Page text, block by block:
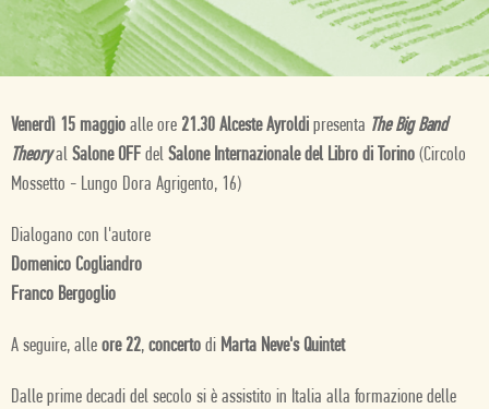
Venerdì 15 maggio alle ore 21.30 Alceste Ayroldi presenta The Big Band
Theoryal Salone OFF del Salone Internazionale del Libro di Torino (Circolo
Mossetto - Lungo Dora Agrigento, 16)
Dialogano con l'autore
Domenico Cogliandro
Franco Bergoglio
A seguire, alle ore 22, concerto di Marta Neve's Quintet
Dalle prime decadi del secolo si è assistito in Italia alla formazione delle